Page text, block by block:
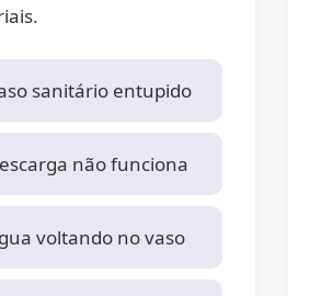
sanitário entupido
não funciona
voltando no vaso